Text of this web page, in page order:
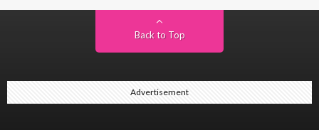
Back to Top
Advertisement